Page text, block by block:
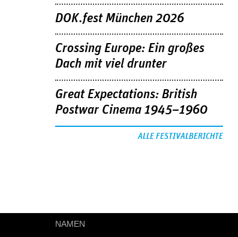
DOK.fest München 2026
Crossing Europe: Ein großes
Dach mit viel drunter
Great Expectations: British
Postwar Cinema 1945–1960
ALLE FESTIVALBERICHTE
NAMEN